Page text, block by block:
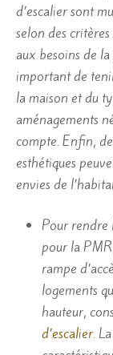
d’escalier sont
selon des
aux besoins de
important de
la maison et du
aménagements
compte. Enfin,
esthétiques
envies de
Pour rendre
pour la
rampe
logements
hauteur,
d’escalier.